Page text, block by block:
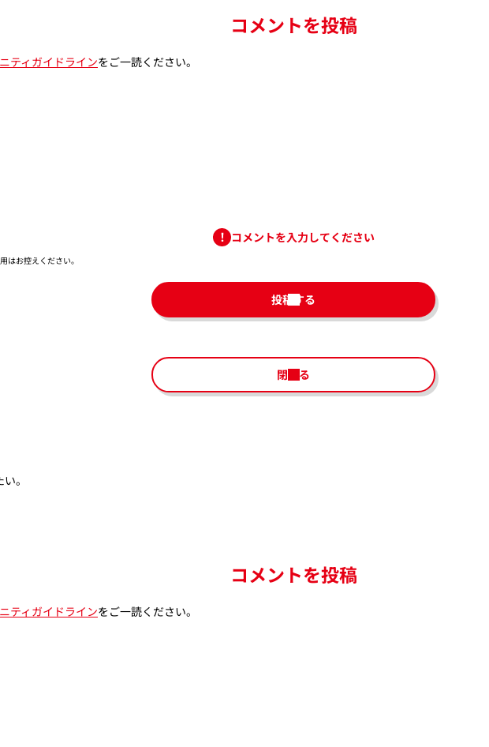
コメントを投稿
ティガイドラインをご一読ください。
コメントを入力してください
はお控えください。​
投稿する
閉じる
。
コメントを投稿
ティガイドラインをご一読ください。